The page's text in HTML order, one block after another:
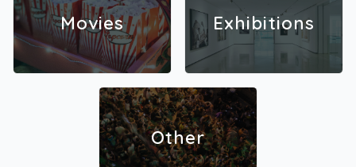
Movies Exhibitions
Other